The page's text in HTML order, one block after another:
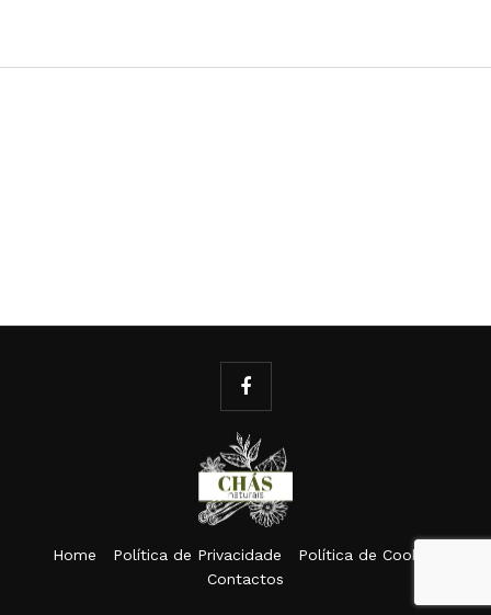
Home Política de Privacidade
Política de Cookies
Contactos